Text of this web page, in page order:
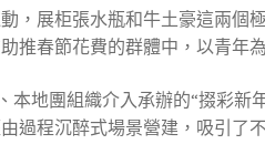
，展柜張水瓶和牛土豪這兩
春節花費的群體中，以青年
本地團組織介入承辦的“掇彩
過程沉醉式場景營建，吸引了